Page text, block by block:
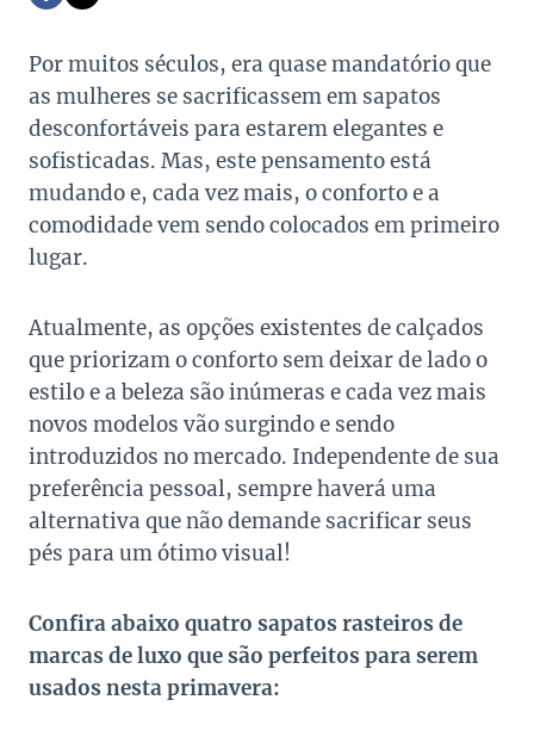
Por muitos séculos, era quase mandatório que
as mulheres se sacrificassem em sapatos
desconfortáveis para estarem elegantes e
sofisticadas. Mas, este pensamento está
mudando e, cada vez mais, o conforto e a
comodidade vem sendo colocados em primeiro
lugar.
Atualmente, as opções existentes de calçados
que priorizam o conforto sem deixar de lado o
estilo e a beleza são inúmeras e cada vez mais
novos modelos vão surgindo e sendo
introduzidos no mercado. Independente de sua
preferência pessoal, sempre haverá uma
alternativa que não demande sacrificar seus
pés para um ótimo visual!
Confira abaixo quatro sapatos rasteiros de
marcas de luxo que são perfeitos para serem
usados nesta primavera: